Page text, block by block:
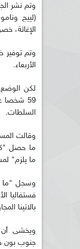
وتم نشر
(لييج
الإغاثة،
وتم توفير
الأربعاء.
لكن
59
السلطات.
وقالت
ما حصل
ما يلزم"
فستفاليا
بالاتينا
ويخشى أن
جنوب بون